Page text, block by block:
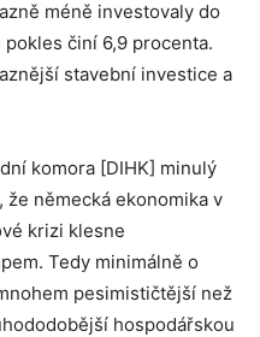
méně investovaly do
činí 6,9 procenta.
stavební investice a
komora [DIHK] minulý
německá ekonomika v
krizi klesne
Tedy minimálně o
pesimističtější než
hospodářskou